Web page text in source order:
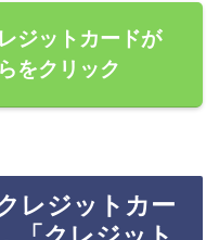
ジットカードが
をクリック
レジットカー